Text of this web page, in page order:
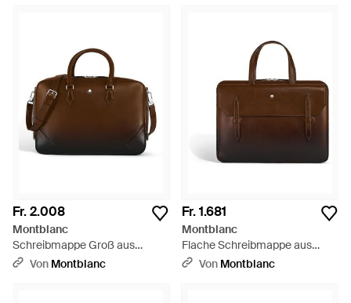
Fr. 2.008
Montblanc
Schreibmappe Groß aus
Meisterstück Sfumato-Leder -
Von Montblanc
Fr. 1.681
Montblanc
Flache Schreibmappe aus
Meisterstück Leder - Braun
Von Montblanc